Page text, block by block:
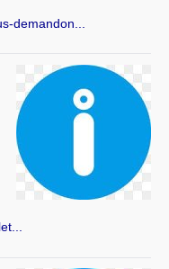
demandon...